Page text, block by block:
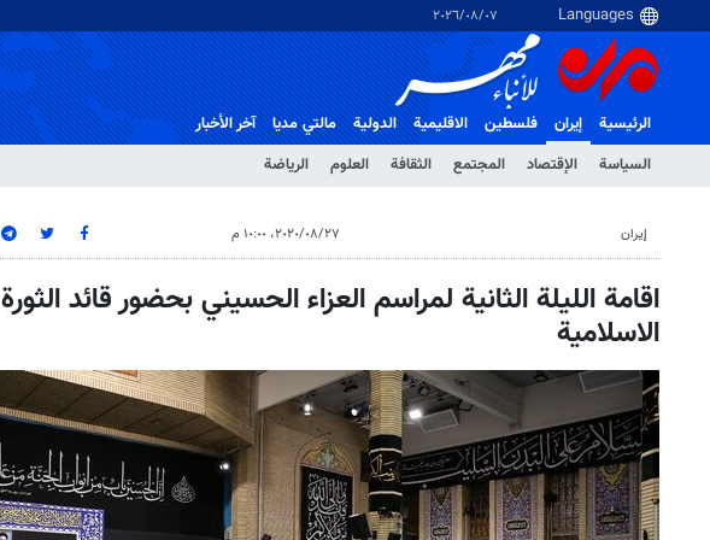
٠٧‏/٠٨‏/٢٠٢٦
الرئيسية
إيران
السياسة
الإقتصاد المجتمع الثقافة العلوم الرياضة
فلسطین الاقلیمیة الدولية مالتي مدیا آخر الأخبار
إيران ٢٧‏/٠٨‏/٢٠٢٠، ١٠:٠٠ م
اقامة الليلة الثانية لمراسم العزاء الحسيني بحضور قائد الثورة
الاسلامية